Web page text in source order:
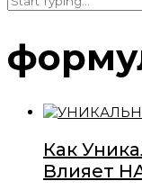
Как
Влияет